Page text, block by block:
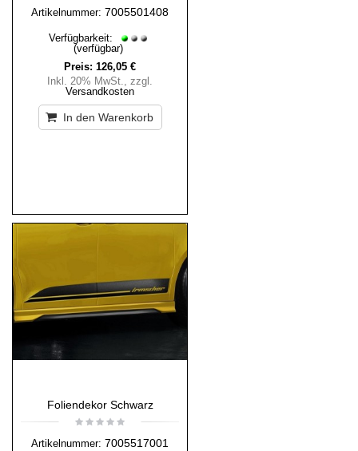
Artikelnummer: 7005501408
Verfügbarkeit:
(verfügbar)
Preis: 126,05 €
Inkl. 20% MwSt., zzgl.
Versandkosten
In den Warenkorb
Foliendekor Schwarz
Artikelnummer: 7005517001